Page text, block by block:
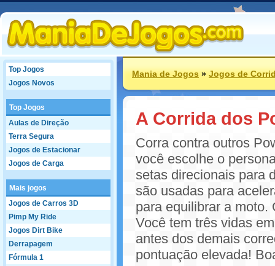
Top Jogos
Jogos Novos
Top Jogos
Aulas de Direção
Terra Segura
Jogos de Estacionar
Jogos de Carga
Mais jogos
Jogos de Carros 3D
Pimp My Ride
Jogos Dirt Bike
Derrapagem
Fórmula 1
Mania de Jogos»Jogos de
A Corrida dos
Corra contra outros
você escolhe o
setas direcionais para
são usadas para
para equilibrar a moto.
Você tem três vidas
antes dos demais
pontuação elevada!